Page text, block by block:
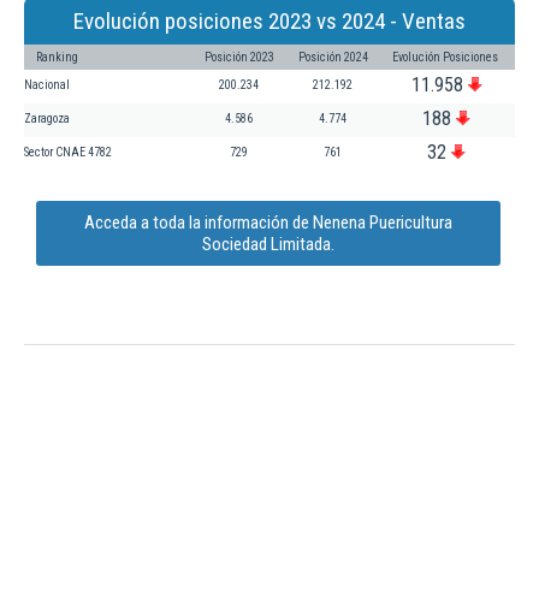
Evolución posiciones 2023 vs 2024 - Ventas
Ranking Posición 2023 Posición 2024 Evolución Posiciones
Nacional 200.234 212.192 11.958
Zaragoza 4.586 4.774 188
Sector CNAE 4782 729 761 32
Acceda a toda la información de Nenena Puericultura
Sociedad Limitada.